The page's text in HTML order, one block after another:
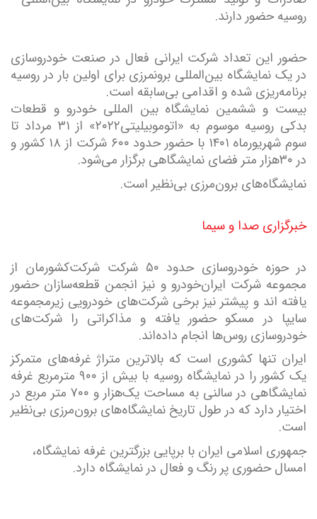
روسیه حضور دارند.
حضور این تعداد شرکت ایرانی فعال در صنعت خودروسازی
در یک نمایشگاه بین‌المللی برونمرزی برای اولین بار در روسیه
برنامه‌ریزی شده و اقدامی بی‌سابقه است.
بیست و ششمین نمایشگاه بین المللی خودرو و قطعات
بدکی روسیه موسوم به «اتوموبیلیتی۲۰۲۲» از ۳۱ مرداد تا
سوم شهریورماه ۱۴۰۱ با حضور حدود ۶۰۰ شرکت از ۱۸ کشور و
در ۳۰‌هزار متر فضای نمایشگاهی برگزار می‌شود.
نمایشگاه‌های برون‌مرزی بی‌نظیر است.
خبرگزاری صدا و سیما
در حوزه خودروسازی حدود ۵۰ شرکت شرکت‌کشورمان از
مجموعه شرکت ایران‌خودرو و نیز انجمن قطعه‌سازان حضور
یافته اند و پیشتر نیز برخی شرکت‌های خودرویی زیرمجموعه
سایپا در مسکو حضور یافته و مذاکراتی را شرکت‌های
خودروسازی روس‌ها انجام داده‌اند.
ایران تنها کشوری است که بالاترین متراژ غرفه‌های متمرکز
یک کشور را در نمایشگاه روسیه با بیش از ۹۰۰ مترمربع غرفه
نمایشگاهی در سالنی به مساحت یک‌هزار و ۷۰۰ متر مربع در
اختیار دارد که در طول تاریخ نمایشگاه‌های برون‌مرزی بی‌نظیر
است.
جمهوری اسلامی ایران با برپایی بزرگترین غرفه نمایشگاه،
امسال حضوری پر رنگ و فعال در نمایشگاه دارد.